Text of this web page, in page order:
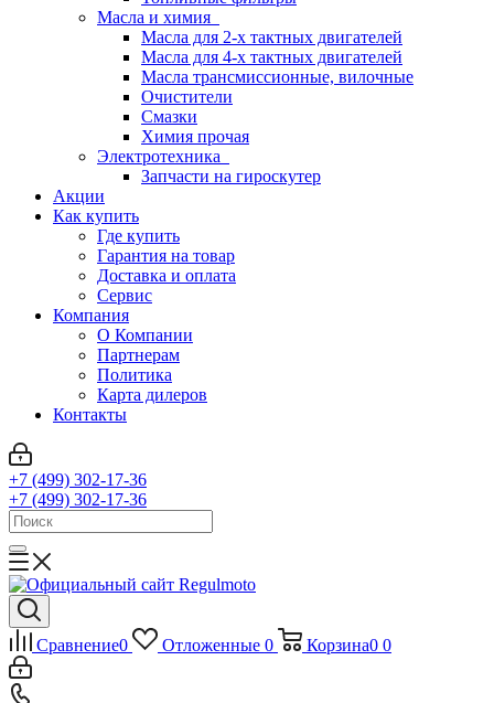
Масла и химия
Масла для 2-х тактных двигателей
Масла для 4-х тактных двигателей
Масла трансмиссионные, вилочные
Очистители
Смазки
Химия прочая
Электротехника
Запчасти на гироскутер
Акции
Как купить
Где купить
Гарантия на товар
Доставка и оплата
Сервис
Компания
О Компании
Партнерам
Политика
Карта дилеров
Контакты
+7 (499) 302-17-36
+7 (499) 302-17-36
Сравнение0 Отложенные 0 Корзина0 0